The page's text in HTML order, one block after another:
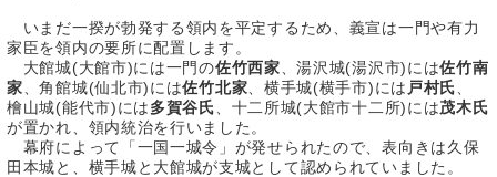
いまだ一揆が勃発する領内を平定するため、義宣は一門や有力
家臣を領内の要所に配置します。
大館城(大館市)には一門の佐竹西家 、湯沢城(湯沢市)には佐竹南
家 、角館城(仙北市)には佐竹北家 、横手城(横手市)には 戸村氏
檜山城(能代市)には多賀谷氏 、十二所城(大館市十二所)には茂木氏
が置かれ、領内統治を行いました。
幕府によって「一国一城令」が発せられたので、表向きは久保
田本城と、横手城と大館城が支城として認められていました。